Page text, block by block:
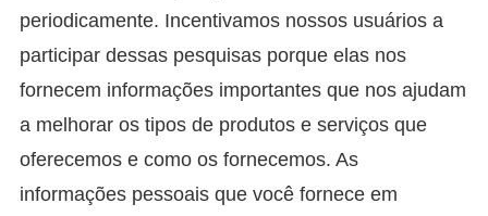
periodicamente. Incentivamos nossos usuários a
participar dessas pesquisas porque elas nos
fornecem informações importantes que nos ajudam
a melhorar os tipos de produtos e serviços que
oferecemos e como os fornecemos. As
informações pessoais que você fornece em